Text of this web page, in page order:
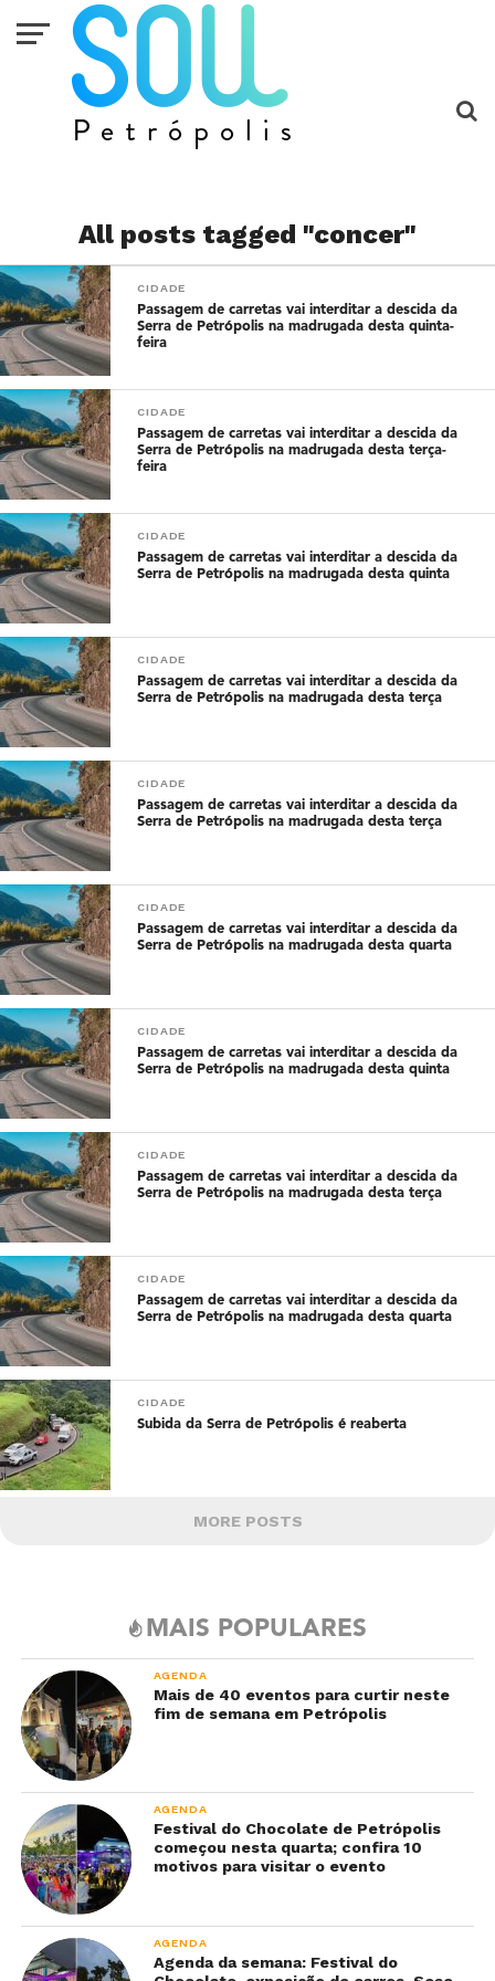
All posts tagged "concer"
CIDADE
Passagem de carretas vai interditar a descida da
Serra de Petrópolis na madrugada desta quinta-
feira
CIDADE
Passagem de carretas vai interditar a descida da
Serra de Petrópolis na madrugada desta terça-
feira
CIDADE
Passagem de carretas vai interditar a descida da
Serra de Petrópolis na madrugada desta quinta
CIDADE
Passagem de carretas vai interditar a descida da
Serra de Petrópolis na madrugada desta terça
CIDADE
Passagem de carretas vai interditar a descida da
Serra de Petrópolis na madrugada desta terça
CIDADE
Passagem de carretas vai interditar a descida da
Serra de Petrópolis na madrugada desta quarta
CIDADE
Passagem de carretas vai interditar a descida da
Serra de Petrópolis na madrugada desta quinta
CIDADE
Passagem de carretas vai interditar a descida da
Serra de Petrópolis na madrugada desta terça
CIDADE
Passagem de carretas vai interditar a descida da
Serra de Petrópolis na madrugada desta quarta
CIDADE
Subida da Serra de Petrópolis é reaberta
MORE POSTS
MAIS POPULARES
AGENDA
Mais de 40 eventos para curtir neste
fim de semana em Petrópolis
AGENDA
Festival do Chocolate de Petrópolis
começou nesta quarta; confira 10
motivos para visitar o evento
AGENDA
Agenda da semana: Festival do